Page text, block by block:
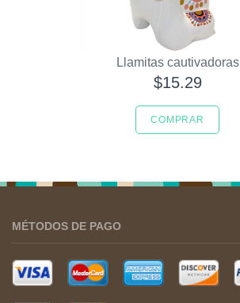
Llamitas cautivadoras
$15.29
COMPRAR
MÉTODOS DE PAGO